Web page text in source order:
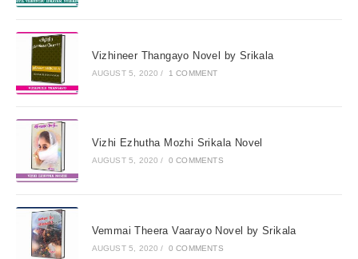
Vizhineer Thangayo Novel by Srikala
AUGUST 5, 2020 / 1 COMMENT
Vizhi Ezhutha Mozhi Srikala Novel
AUGUST 5, 2020 / 0 COMMENTS
Vemmai Theera Vaarayo Novel by Srikala
AUGUST 5, 2020 / 0 COMMENTS